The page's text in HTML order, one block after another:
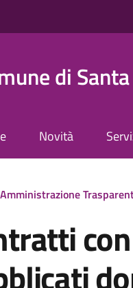
di
Novità
Amministrazione